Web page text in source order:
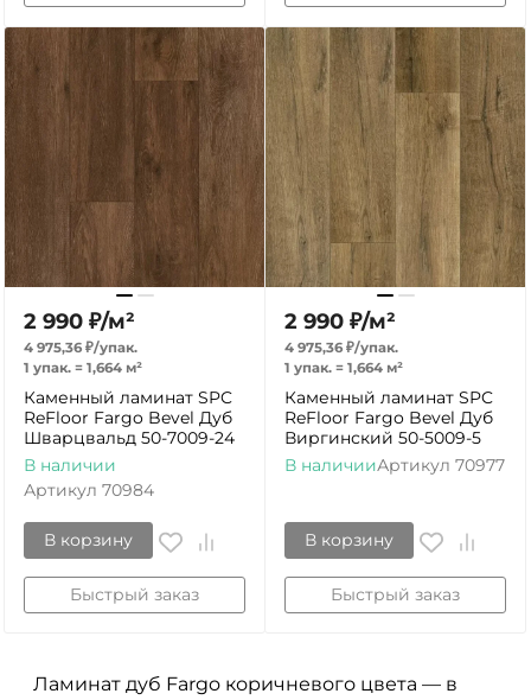
2 990 ₽/м²
4 975,36 ₽/упак.
1 упак. = 1,664 м²
Каменный ламинат SPC
ReFloor Fargo Bevel Дуб
Шварцвальд 50-7009-24
В наличии
Артикул 70984
В корзину
Быстрый заказ
2 990 ₽/м²
4 975,36 ₽/упак.
1 упак. = 1,664 м²
Каменный ламинат SPC
ReFloor Fargo Bevel Дуб
Виргинский 50-5009-5
В наличииАртикул 70977
В корзину
Быстрый заказ
Ламинат дуб Fargo коричневого цвета — в